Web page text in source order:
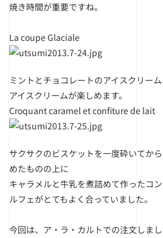
焼き時間が重要ですね。
La coupe Glaciale
ミントとチョコレートのアイスクリー
アイスクリームが楽しめます。
Croquant caramel et confiture de lait
サクサクのビスケットを一度砕いてか
めたものの上に
キャラメルと牛乳を煮詰めて作ったコ
ルフェがとてもよく合っていました。
今回は、ア・ラ・カルトでの注文しま